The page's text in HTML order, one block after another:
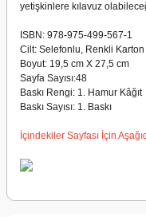
yetişkinlere kılavuz
ISBN: 978-975-499-567-1
Cilt: Selefonlu, Renkli
Boyut: 19,5 cm X 27,5 cm
Sayfa Sayısı:48
Baskı Rengi: 1. Hamur Kâğıt
Baskı Sayısı: 1. Baskı
İçindekiler Sayfası İçin